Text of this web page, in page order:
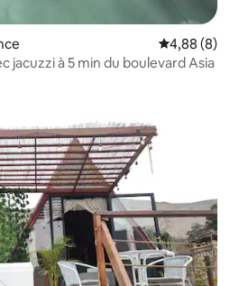
Évaluation
4,88 (8)
jacuzzi à 5 min du boulevard Asia